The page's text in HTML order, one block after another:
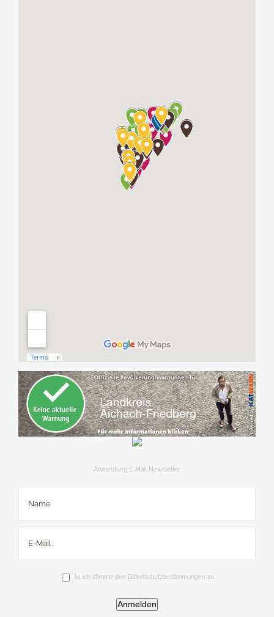
Anmeldung E-Mail Newsletter
Ja, ich stimme den Datenschutzbestimmungen zu.
Anmelden